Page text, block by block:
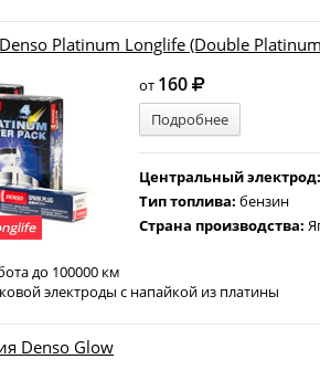
Platinum Longlife (Double
от 160
Подробнее
Центральный электрод:
Тип топлива: бензин
Страна производства:
до 100000 км
электроды с напайкой из платины
Denso Glow